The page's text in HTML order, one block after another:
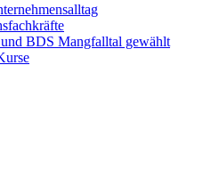
BDS Mangfalltal gewählt